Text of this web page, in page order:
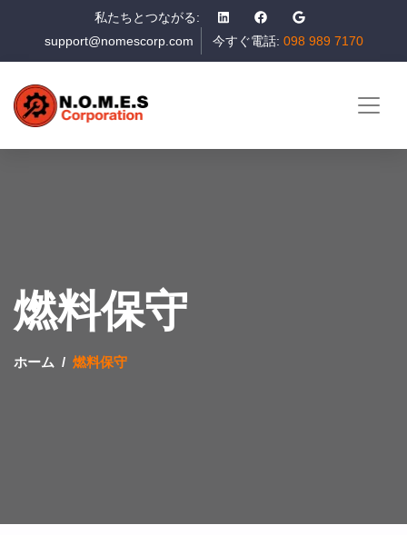
私たちとつながる:
support@nomescorp.com
今すぐ電話: 098 989 7170
燃料保守
ホーム 燃料保守